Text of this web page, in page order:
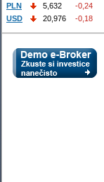
PLN
5,632
-0,24
USD
20,976 -0,18